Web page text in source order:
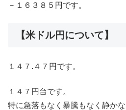
－１６３８５円です。
【米ドル円について】
１４７.４７円です。
１４７円台です。
特に急落もなく暴騰もなく静かな